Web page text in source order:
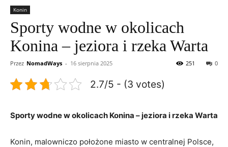
Konin
Sporty wodne w okolicach
Konina – jeziora i rzeka Warta
Przez NomadWays - 16 sierpnia 2025 0
251
2.7/5 - (3 votes)
Sporty wodne w okolicach Konina – jeziora i rzeka Warta
Konin, malowniczo położone miasto w centralnej Polsce,